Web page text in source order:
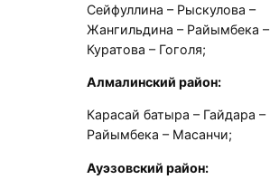
Сейфуллина – Рыскулова –
Жангильдина – Райымбека –
Куратова – Гоголя;
Алмалинский район:
Карасай батыра – Гайдара –
Райымбека – Масанчи;
Ауэзовский район: